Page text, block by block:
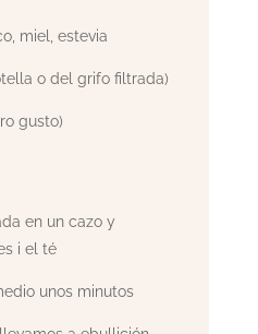
miel, estevia
o del grifo filtrada)
gusto)
en un cazo y
i el té
unos minutos